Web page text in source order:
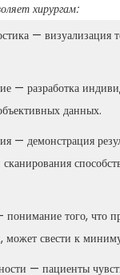
хирургам:
— визуализация
— разработка
данных.
— демонстрация
того, что
может свести к
— пациенты